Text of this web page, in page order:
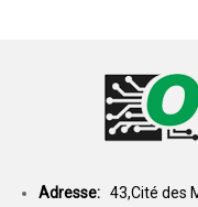
Adresse: 43,Cité des